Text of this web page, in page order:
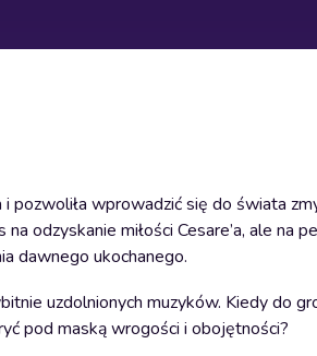
pozwoliła wprowadzić się do świata
odzyskanie miłości Cesare’a, ale na
dawnego ukochanego.
uzdolnionych muzyków. Kiedy do
pod maską wrogości i obojętności?